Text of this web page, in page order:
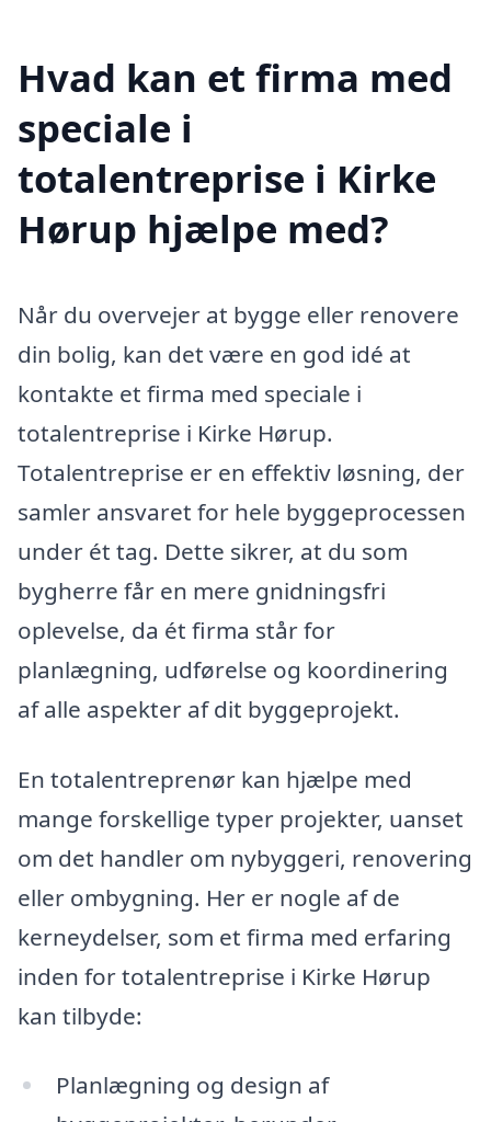
Hvad kan et firma med
speciale i
totalentreprise i Kirke
Hørup hjælpe med?
Når du overvejer at bygge eller renovere
din bolig, kan det være en god idé at
kontakte et firma med speciale i
totalentreprise i Kirke Hørup.
Totalentreprise er en effektiv løsning, der
samler ansvaret for hele byggeprocessen
under ét tag. Dette sikrer, at du som
bygherre får en mere gnidningsfri
oplevelse, da ét firma står for
planlægning, udførelse og koordinering
af alle aspekter af dit byggeprojekt.
En totalentreprenør kan hjælpe med
mange forskellige typer projekter, uanset
om det handler om nybyggeri, renovering
eller ombygning. Her er nogle af de
kerneydelser, som et firma med erfaring
inden for totalentreprise i Kirke Hørup
kan tilbyde:
Planlægning og design af